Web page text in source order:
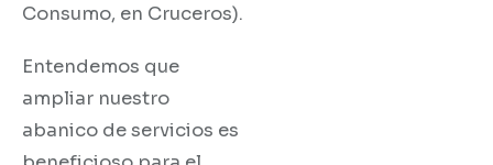
Consumo, en Cruceros).
Entendemos que
ampliar nuestro
abanico de servicios es